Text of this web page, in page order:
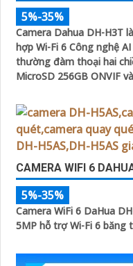
5%-35%
Camera Dahua DH-H3T
hợp Wi-Fi 6 Công nghệ
thường đàm thoại hai
MicroSD 256GB ONVIF
CAMERA WIFI 6
5%-35%
Camera WiFi 6 DaHua
5MP hỗ trợ Wi-Fi 6 băng